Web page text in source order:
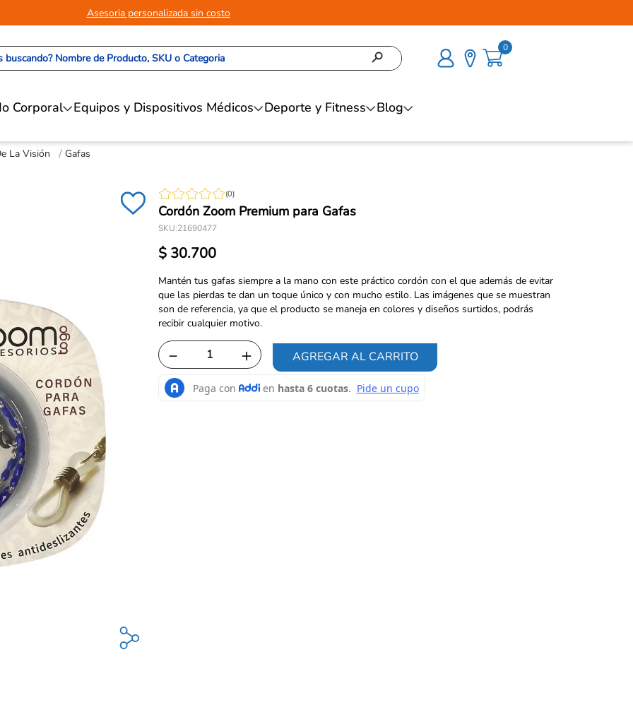
Asesoria personalizada sin costo
Nombre de Producto, SKU o Categoria 0
Corporal Equipos y Dispositivos Médicos Deporte y Fitness Blog
La Visión Gafas
(0)
Cordón Zoom Premium para Gafas
SKU:21690477
$ 30.700
Mantén tus gafas siempre a la mano con este práctico cordón con el que además de evitar
que las pierdas te dan un toque único y con mucho estilo. Las imágenes que se muestran
son de referencia, ya que el producto se maneja en colores y diseños surtidos, podrás
recibir cualquier motivo.
＋
－ AGREGAR AL CARRITO